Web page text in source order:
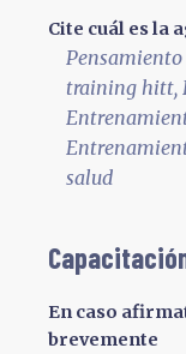
Cite cuál es la
training hitt,
salud
En caso
brevemente